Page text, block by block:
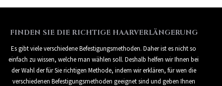
FINDEN SIE DIE RICHTIGE HAARVERLÄNGERUNG
Es gibt viele verschiedene Befestigungsmethoden. Daher ist es nicht so
einfach zu wissen, welche man wählen soll. Deshalb helfen wir Ihnen bei
der Wahl der für Sie richtigen Methode, indem wir erklären, für wen die
verschiedenen Befestigungsmethoden geeignet sind und geben Ihnen